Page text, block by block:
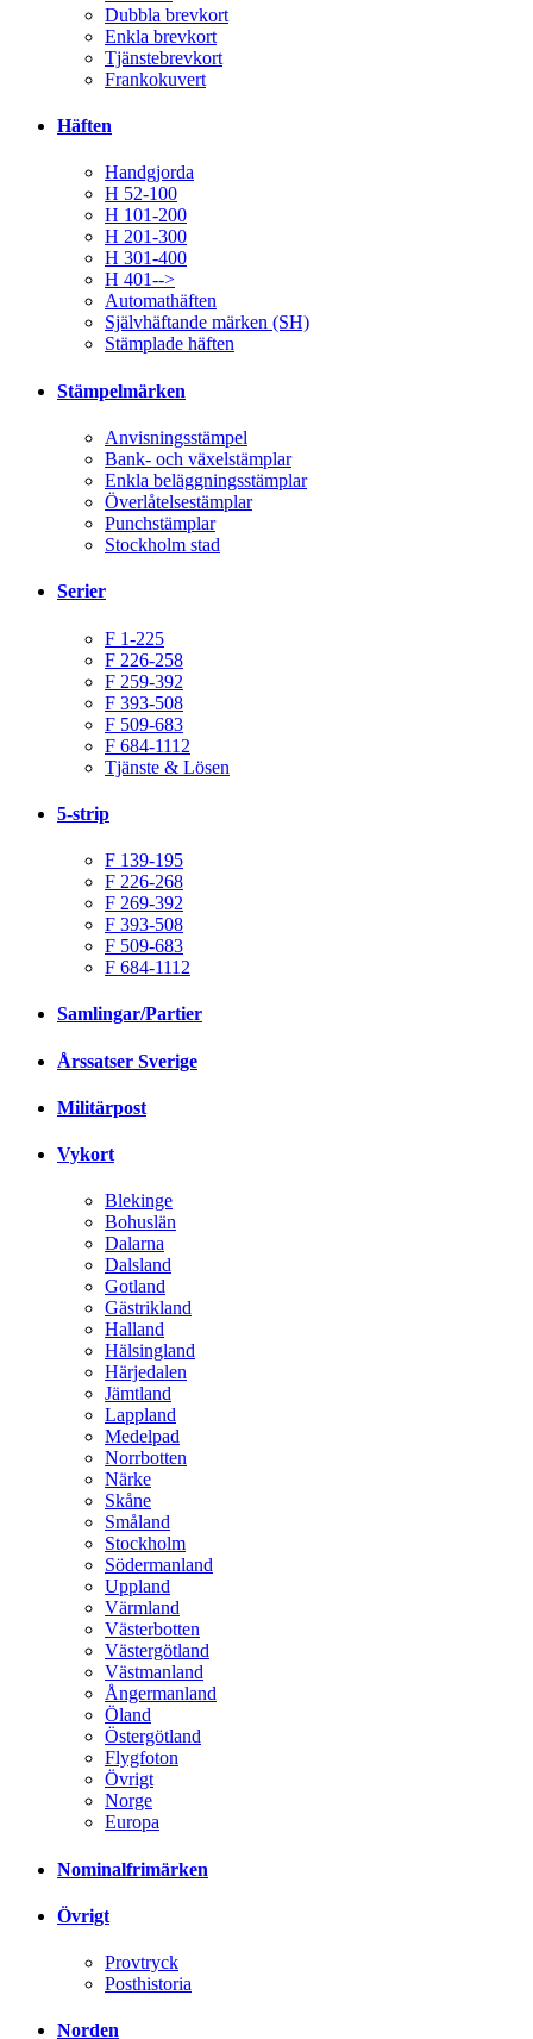
Dubbla brevkort
Enkla brevkort
Tjänstebrevkort
Frankokuvert
Häften
Handgjorda
H 52-100
H 101-200
H 201-300
H 301-400
H 401-->
Automathäften
Självhäftande märken (SH)
Stämplade häften
Stämpelmärken
Anvisningsstämpel
Bank- och växelstämplar
Enkla beläggningsstämplar
Överlåtelsestämplar
Punchstämplar
Stockholm stad
Serier
F 1-225
F 226-258
F 259-392
F 393-508
F 509-683
F 684-1112
Tjänste & Lösen
5-strip
F 139-195
F 226-268
F 269-392
F 393-508
F 509-683
F 684-1112
Samlingar/Partier
Årssatser Sverige
Militärpost
Vykort
Blekinge
Bohuslän
Dalarna
Dalsland
Gotland
Gästrikland
Halland
Hälsingland
Härjedalen
Jämtland
Lappland
Medelpad
Norrbotten
Närke
Skåne
Småland
Stockholm
Södermanland
Uppland
Värmland
Västerbotten
Västergötland
Västmanland
Ångermanland
Öland
Östergötland
Flygfoton
Övrigt
Norge
Europa
Nominalfrimärken
Övrigt
Provtryck
Posthistoria
Norden